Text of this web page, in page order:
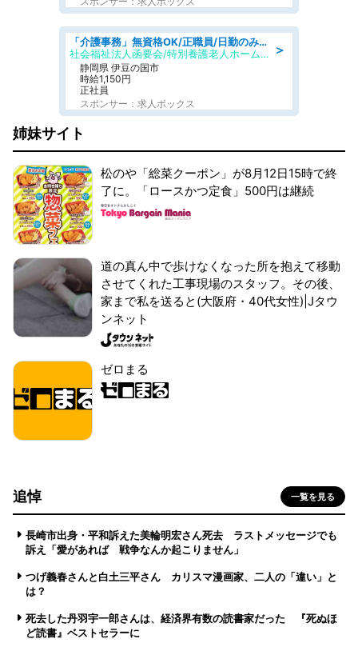
＞
「介護事務」無資格OK/正職員/日勤のみ/特別養護老人ホーム
社会福祉法人函要会/特別養護老人ホーム 韮山・ぶなの森
静岡県 伊豆の国市
時給1,150円
正社員
スポンサー：求人ボックス
姉妹サイト
松のや「総菜クーポン」が8月12日15時で終
了に。「ロースかつ定食」500円は継続
道の真ん中で歩けなくなった所を抱えて移動
させてくれた工事現場のスタッフ。その後、
家まで私を送ると(大阪府・40代女性)|Jタウ
ンネット
ゼロまる
追悼 一覧を見る
長崎市出身・平和訴えた美輪明宏さん死去 ラストメッセージでも
訴え「愛があれば 戦争なんか起こりません」
つげ義春さんと白土三平さん カリスマ漫画家、二人の「違い」と
は？
死去した丹羽宇一郎さんは、経済界有数の読書家だった 『死ぬほ
ど読書』ベストセラーに